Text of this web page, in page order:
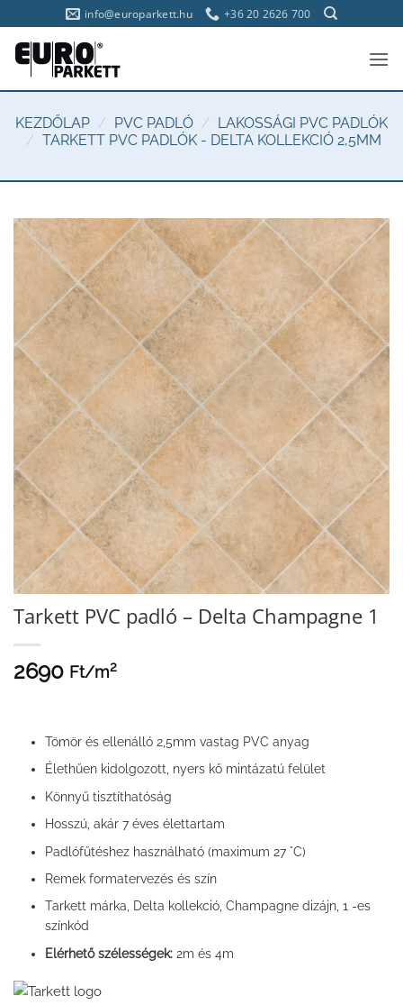
to
content
info@europarkett.hu +36 20 2626 700
KEZDŐLAP / PVC PADLÓ / LAKOSSÁGI PVC PADLÓK
/ TARKETT PVC PADLÓK - DELTA KOLLEKCIÓ 2,5MM
Tarkett PVC padló – Delta Champagne 1
2690 Ft/m2
Tömör és ellenálló 2,5mm vastag PVC anyag
Élethűen kidolgozott, nyers kő mintázatú felület
Könnyű tisztíthatóság
Hosszú, akár 7 éves élettartam
Padlófűtéshez használható (maximum 27 °C)
Remek formatervezés és szín
Tarkett márka, Delta kollekció, Champagne dizájn, 1 -es
színkód
Elérhető szélességek:2m és 4m